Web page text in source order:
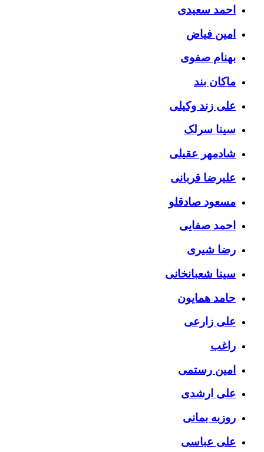
احمد سعیدی
امین فیاض
بهنام صفوی
ماکان بند
علی زند وکیلی
سینا سرلک
شادمهر عقیلی
علیرضا قربانی
مسعود صادقلو
احمد صفایی
رضا شیری
سینا شعبانخانی
حامد همایون
علی زارعی
راغب
امین رستمی
علی ارشدی
روزبه بمانی
علی عباسی